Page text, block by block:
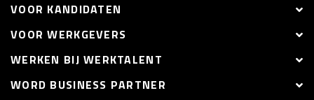
VOOR KANDIDATEN
VOOR WERKGEVERS
WERKEN BIJ WERKTALENT
WORD BUSINESS PARTNER